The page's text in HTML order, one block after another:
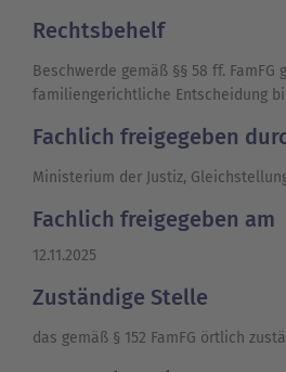
Rechtsbehelf
Beschwerde gemäß §§ 58 ff. FamFG
familiengerichtliche Entscheidung
Fachlich freigegeben
Ministerium der Justiz,
Fachlich freigegeben am
12.11.2025
Zuständige Stelle
das gemäß § 152 FamFG örtlich